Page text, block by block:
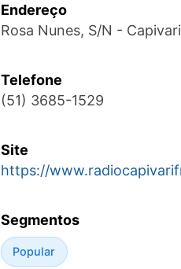
Endereço
Rosa Nunes, S/N -
Telefone
(51) 3685-1529
Site
https://
Segmentos
Popular